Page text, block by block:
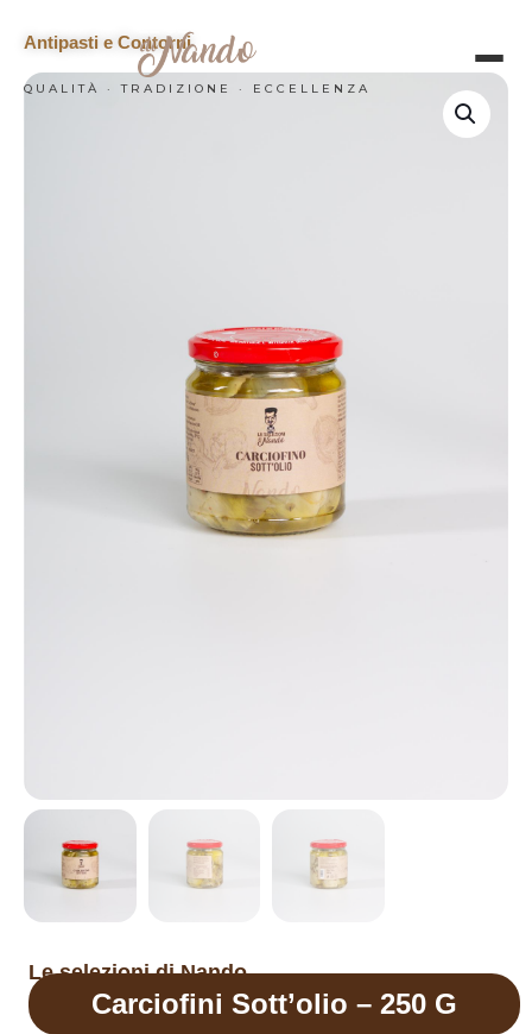
QUALITÀ · TRADIZIONE · ECCELLENZA
CHI SIAMO
CONTATTI
Antipasti e Contorni
Le selezioni di Nando
Carciofini Sott’olio – 250 G